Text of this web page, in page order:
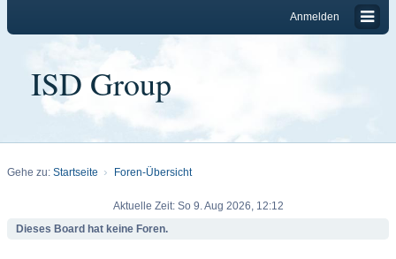
Anmelden
ISD Group
Gehe zu: Startseite Foren-Übersicht
Aktuelle Zeit: So 9. Aug 2026, 12:12
Dieses Board hat keine Foren.